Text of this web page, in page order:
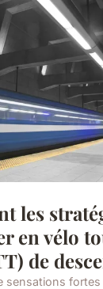
les
en vélo
de
sensations fortes